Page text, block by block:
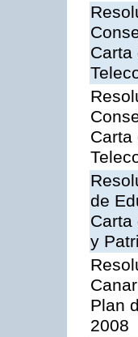
Carta
Carta
de
Carta
y
Plan
2008